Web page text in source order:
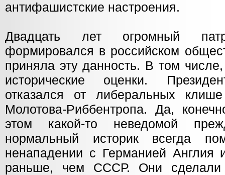
антифашистские настроения.
Двадцать лет огромный
формировался в российском
приняла эту данность. В том
исторические оценки.
отказался от либеральных
Молотова-Риббентропа. Да,
этом какой-то неведомой
нормальный историк всегда
ненападении с Германией Англия
раньше, чем СССР. Они